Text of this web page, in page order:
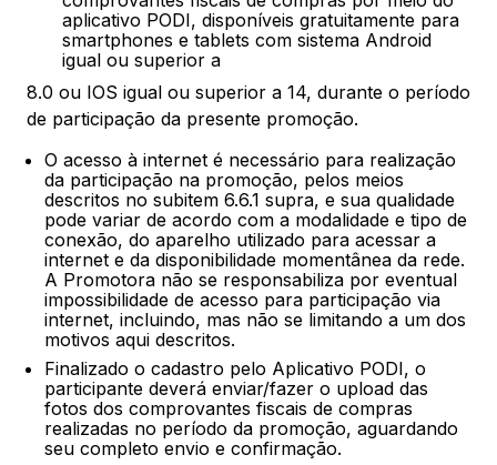
aplicativo PODI, disponíveis gratuitamente para
smartphones e tablets com sistema Android
igual ou superior a
8.0 ou IOS igual ou superior a 14, durante o período
de participação da presente promoção.
O acesso à internet é necessário para realização
da participação na promoção, pelos meios
descritos no subitem 6.6.1 supra, e sua qualidade
pode variar de acordo com a modalidade e tipo de
conexão, do aparelho utilizado para acessar a
internet e da disponibilidade momentânea da rede.
A Promotora não se responsabiliza por eventual
impossibilidade de acesso para participação via
internet, incluindo, mas não se limitando a um dos
motivos aqui descritos.
Finalizado o cadastro pelo Aplicativo PODI, o
participante deverá enviar/fazer o upload das
fotos dos comprovantes fiscais de compras
realizadas no período da promoção, aguardando
seu completo envio e confirmação.